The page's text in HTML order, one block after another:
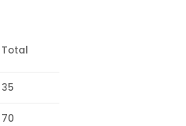
Total
35
70